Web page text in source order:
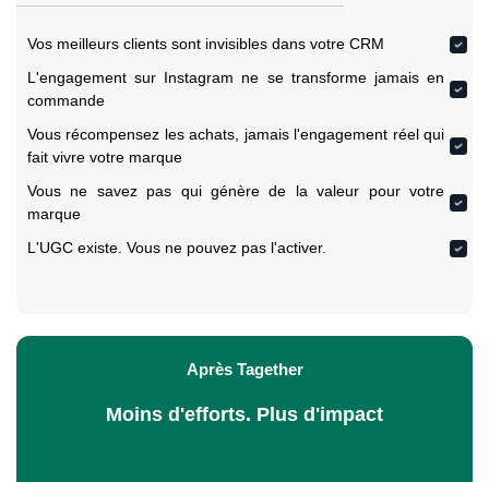
Vos meilleurs clients sont invisibles dans votre CRM
L'engagement sur Instagram ne se transforme jamais en
commande
Vous récompensez les achats, jamais l'engagement réel qui
fait vivre votre marque
Vous ne savez pas qui génère de la valeur pour votre
marque
L'UGC existe. Vous ne pouvez pas l'activer.
Après Tagether
Moins d'efforts. Plus d'impact